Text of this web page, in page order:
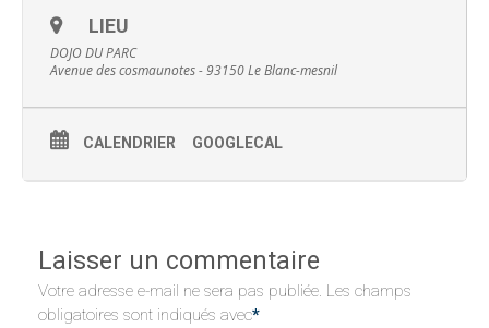
LIEU
DOJO DU PARC
Avenue des cosmaunotes - 93150 Le Blanc-mesnil
CALENDRIER GOOGLECAL
Laisser un commentaire
Votre adresse e-mail ne sera pas publiée. Les champs
obligatoires sont indiqués avec*